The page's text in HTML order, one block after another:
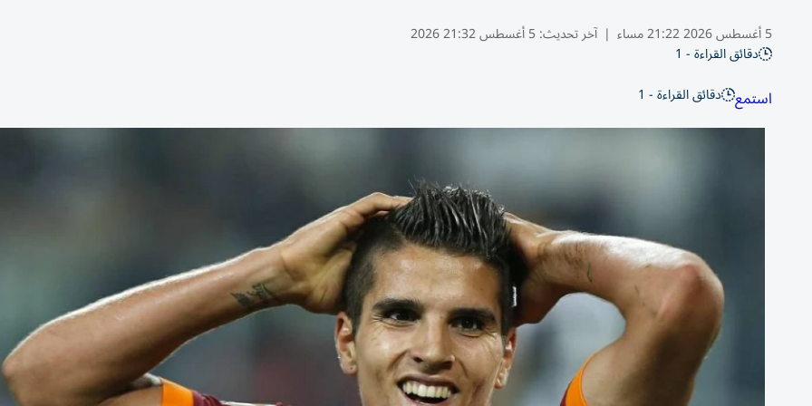
5 أغسطس 2026 21:22 مساء | آخر تحديث:5 أغسطس 21:32 2026
دقائق القراءة - 1
استمع دقائق القراءة - 1